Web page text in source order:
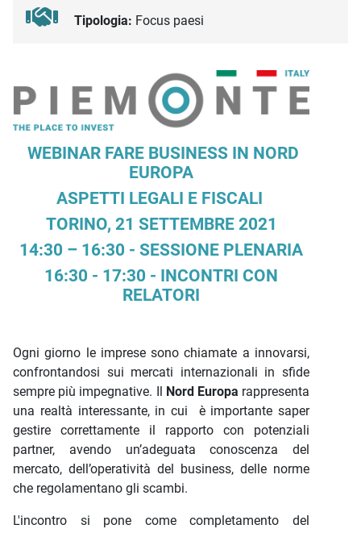
Tipologia: Focus paesi
Descrizione iniziativa
WEBINAR FARE BUSINESS IN NORD
EUROPA
ASPETTI LEGALI E FISCALI
TORINO, 21 SETTEMBRE 2021
14:30 – 16:30 - SESSIONE PLENARIA
16:30 - 17:30 - INCONTRI CON
RELATORI
Ogni giorno le imprese sono chiamate a innovarsi,
confrontandosi sui mercati internazionali in sfide
sempre più impegnative. Il
Nord Europa rappresenta
una realtà interessante, in cui è importante saper
gestire correttamente il rapporto con potenziali
partner, avendo un’adeguata conoscenza del
mercato, dell’operatività del business, delle norme
che regolamentano gli scambi.
L'incontro si pone come completamento del